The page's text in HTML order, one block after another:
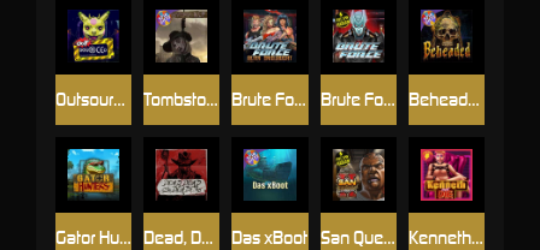
Dead, Dead, or Deader
Brute Force
San Quentin 2: Death Row
Outsourced Beheaded
Brute Force: Alien Onslaught
Gator Hunters Kenneth Must Die
Tombstone RIP
Das xBoot